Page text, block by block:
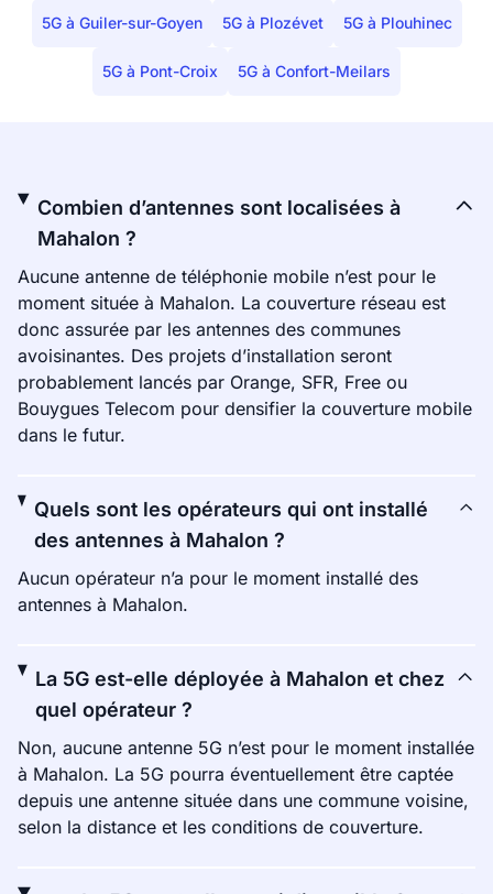
5G à Guiler-sur-Goyen 5G à Plozévet 5G à Plouhinec
5G à Pont-Croix 5G à Confort-Meilars
Combien d’antennes sont localisées à
Mahalon ?
Aucune antenne de téléphonie mobile n’est pour le
moment située à Mahalon. La couverture réseau est
donc assurée par les antennes des communes
avoisinantes. Des projets d’installation seront
probablement lancés par Orange, SFR, Free ou
Bouygues Telecom pour densifier la couverture mobile
dans le futur.
Quels sont les opérateurs qui ont installé
des antennes à Mahalon ?
Aucun opérateur n’a pour le moment installé des
antennes à Mahalon.
La 5G est-elle déployée à Mahalon et chez
quel opérateur ?
Non, aucune antenne 5G n’est pour le moment installée
à Mahalon. La 5G pourra éventuellement être captée
depuis une antenne située dans une commune voisine,
selon la distance et les conditions de couverture.